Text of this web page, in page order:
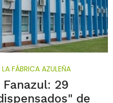
FÁBRICA AZULEÑA
29
de